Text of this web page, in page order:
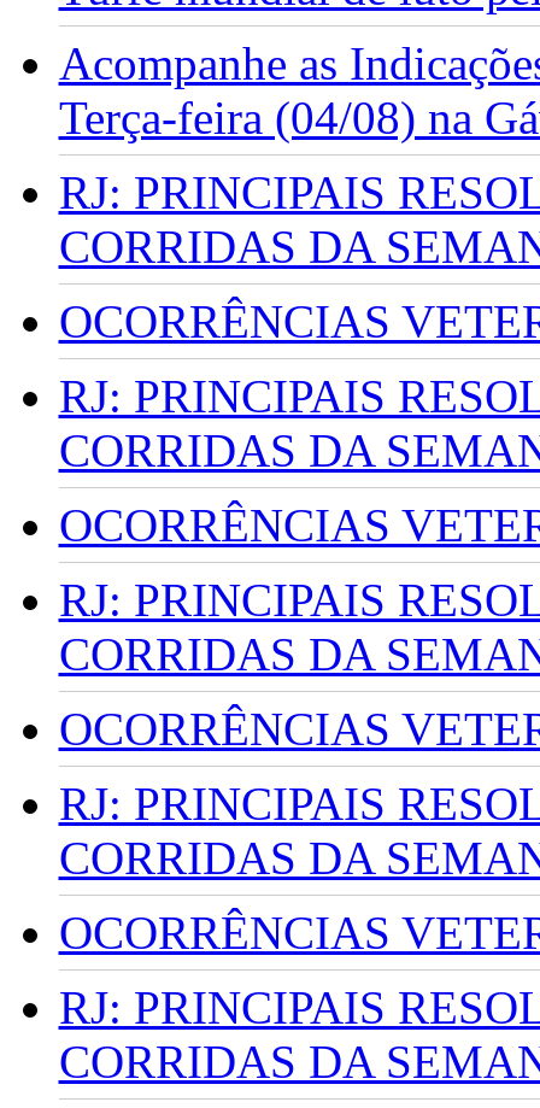
Acompanhe as
Terça-feira (04/08) na
RJ: PRINCIPAIS
CORRIDAS DA
OCORRÊNCIAS
RJ: PRINCIPAIS
CORRIDAS DA
OCORRÊNCIAS
RJ: PRINCIPAIS
CORRIDAS DA
OCORRÊNCIAS
RJ: PRINCIPAIS
CORRIDAS DA
OCORRÊNCIAS
RJ: PRINCIPAIS
CORRIDAS DA